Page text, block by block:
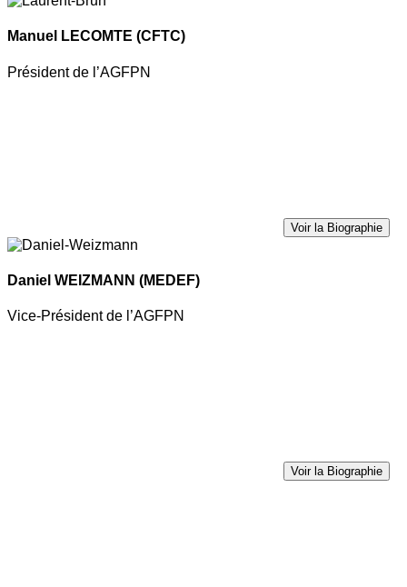
Manuel LECOMTE (CFTC)
Président de l’AGFPN
Voir la Biographie
Daniel WEIZMANN (MEDEF)
Vice-Président de l’AGFPN
Voir la Biographie